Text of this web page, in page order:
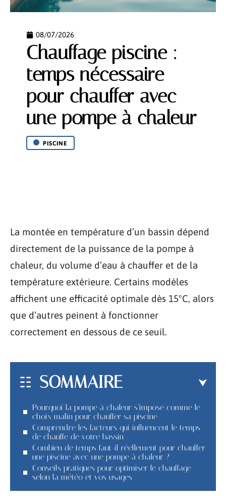
08/07/2026
Chauffage piscine :
temps nécessaire
pour chauffer avec
une pompe à chaleur
PISCINE
La montée en température d’un bassin dépend
directement de la puissance de la pompe à
chaleur, du volume d’eau à chauffer et de la
température extérieure. Certains modèles
affichent une efficacité optimale dès 15°C, alors
que d’autres peinent à fonctionner
correctement en dessous de ce seuil.
SOMMAIRE
Pourquoi la pompe à chaleur s’impose comme le
choix malin pour chauffer sa piscine
Comprendre les facteurs qui influencent le temps
de chauffe de votre bassin
Combien de temps faut-il réellement pour chauffer
une piscine avec une pompe à chaleur ?
Conseils pratiques pour optimiser le chauffage
selon la météo et vos usages